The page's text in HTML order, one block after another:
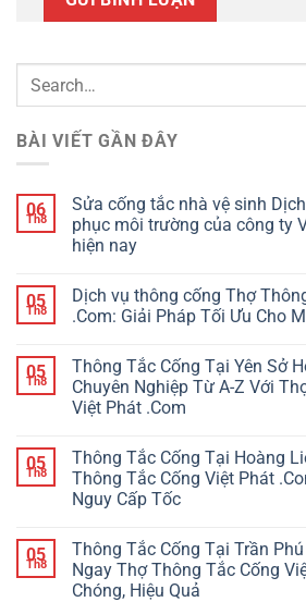
BÀI VIẾT GẦN ĐÂY
06
Th8
Sửa cống tắc nhà vệ sinh
phục môi trường của công ty
hiện nay
05
Th8
Dịch vụ thông cống Thợ
.Com: Giải Pháp Tối Ưu Cho
05
Th8
Thông Tắc Cống Tại Yên Sở
Chuyên Nghiệp Từ A-Z Với
Việt Phát .Com
05
Th8
Thông Tắc Cống Tại Hoàng
Thông Tắc Cống Việt Phát
Nguy Cấp Tốc
05
Th8
Thông Tắc Cống Tại Trần
Ngay Thợ Thông Tắc Cống
Chóng, Hiệu Quả